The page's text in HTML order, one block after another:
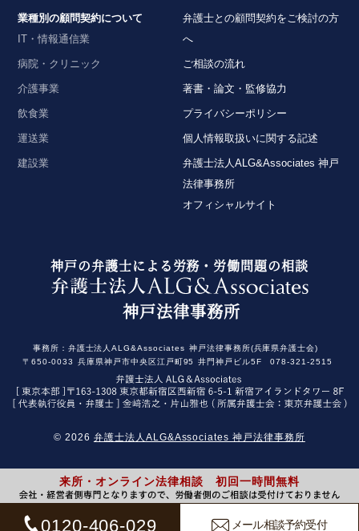
来所・オンライン法律相談 初回一時間無料
0120-406-029 メール相談予約受付
業種別の顧問契約について
IT・情報通信業
病院・クリニック
介護事業
飲食業
運送業
建設業
弁護士との顧問契約をご検討の方
へ
ご相談の流れ
著書・論文・監修協力
プライバシーポリシー
個人情報取扱いに関する記述
弁護士法人ALG&Associates 神戸
法律事務所
オフィシャルサイト
神戸の弁護士による労務・労働問題の相談
神戸法律事務所
事務所： 弁護士法人ALG&Associates 神戸法律事務所(兵庫県弁護士会)
〒650-0033
兵庫県神戸市中央区江戸町95 井門神戸ビル5F 078-321-2515
© 2026 弁護士法人ALG&Associates 神戸法律事務所